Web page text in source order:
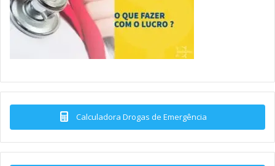
Calculadora Drogas de Emergência